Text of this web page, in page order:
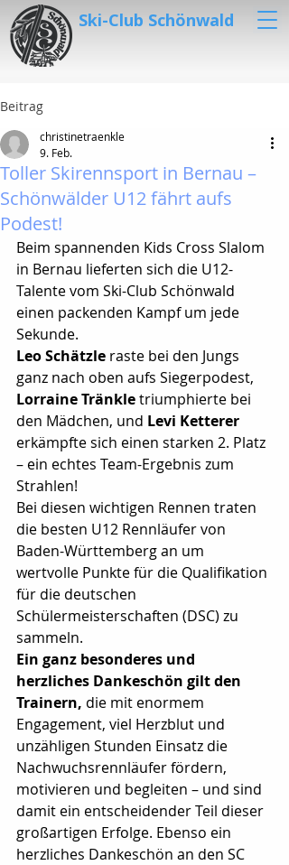
Ski-Club Schönwald
Beitrag
Toller Skirennsport in Bernau –
Schönwälder U12 fährt aufs
Podest!
christinetraenkle
9. Feb.
Beim spannenden Kids Cross Slalom
in Bernau lieferten sich die U12-
Talente vom Ski-Club Schönwald
einen packenden Kampf um jede
Sekunde.
Leo Schätzle raste bei den Jungs
ganz nach oben aufs Siegerpodest,
Lorraine Tränkle triumphierte bei
den Mädchen, und Levi Ketterer
erkämpfte sich einen starken 2. Platz
– ein echtes Team-Ergebnis zum
Strahlen!
Bei diesen wichtigen Rennen traten
die besten U12 Rennläufer von
Baden-Württemberg an um
wertvolle Punkte für die Qualifikation
für die deutschen
Schülermeisterschaften (DSC) zu
sammeln.
Ein ganz besonderes und
herzliches Dankeschön gilt den
Trainern, die mit enormem
Engagement, viel Herzblut und
unzähligen Stunden Einsatz die
Nachwuchsrennläufer fördern,
motivieren und begleiten – und sind
damit ein entscheidender Teil dieser
großartigen Erfolge. Ebenso ein
herzliches Dankeschön an den SC